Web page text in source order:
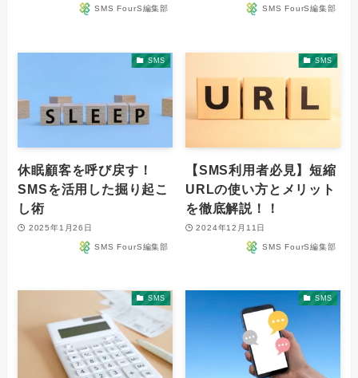
SMS FourS編集部 SMS FourS編集部
SMS
休眠顧客を呼び戻す！
SMSを活用した掘り起こ
し術
2025年1月26日
SMS FourS編集部
SMS
【SMS利用者必見】短縮
URLの使い方とメリット
を徹底解説！！
2024年12月11日
SMS FourS編集部
SMS SMS